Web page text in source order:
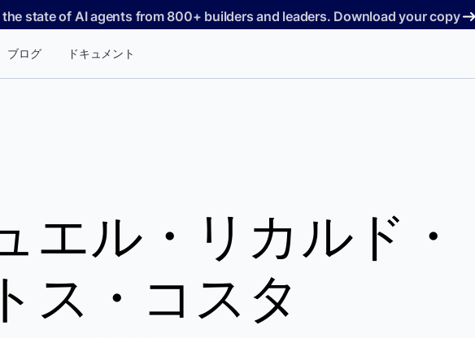
state of AI agents from 800+ builders and leaders. Download your copy
ブログ ドキュメント
エル・リカルド・
ス・コスタ